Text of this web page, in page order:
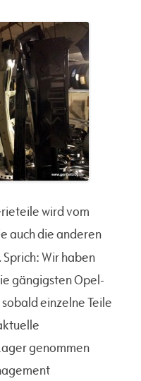
wird vom
auch die anderen
. Sprich: Wir haben
gängigsten Opel-
einzelne Teile
genommen